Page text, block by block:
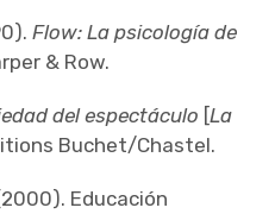
Flow: La psicología de
& Row.
del espectáculo [La
Buchet/Chastel.
Educación